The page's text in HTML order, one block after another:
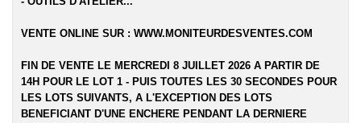
VENTE ONLINE SUR : WWW.MONITEURDESVENTES.COM
FIN DE VENTE LE MERCREDI 8 JUILLET 2026 A PARTIR DE
14H POUR LE LOT 1 - PUIS TOUTES LES 30 SECONDES POUR
LES LOTS SUIVANTS, A L'EXCEPTION DES LOTS
BENEFICIANT D'UNE ENCHERE PENDANT LA DERNIERE